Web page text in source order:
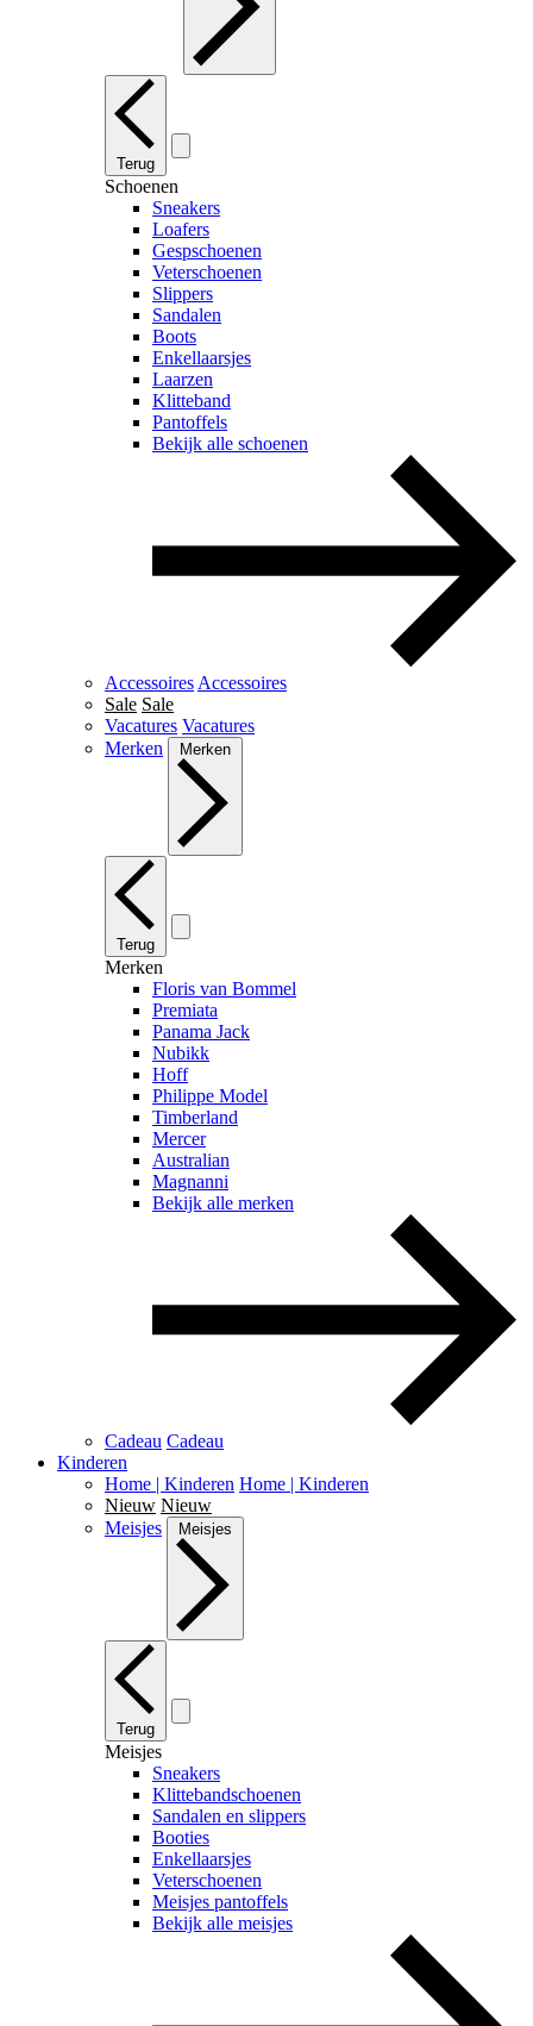
Terug
Schoenen
Sneakers
Loafers
Gespschoenen
Veterschoenen
Slippers
Sandalen
Boots
Enkellaarsjes
Laarzen
Klitteband
Pantoffels
Bekijk alle schoenen
Accessoires Accessoires
Sale Sale
Vacatures Vacatures
Merken
Merken
Terug
Merken
Floris van Bommel
Premiata
Panama Jack
Nubikk
Hoff
Philippe Model
Timberland
Mercer
Australian
Magnanni
Bekijk alle merken
Cadeau Cadeau
Kinderen
Home | Kinderen Home | Kinderen
Nieuw Nieuw
Meisjes
Meisjes
Terug
Meisjes
Sneakers
Klittebandschoenen
Sandalen en slippers
Booties
Enkellaarsjes
Veterschoenen
Meisjes pantoffels
Bekijk alle meisjes